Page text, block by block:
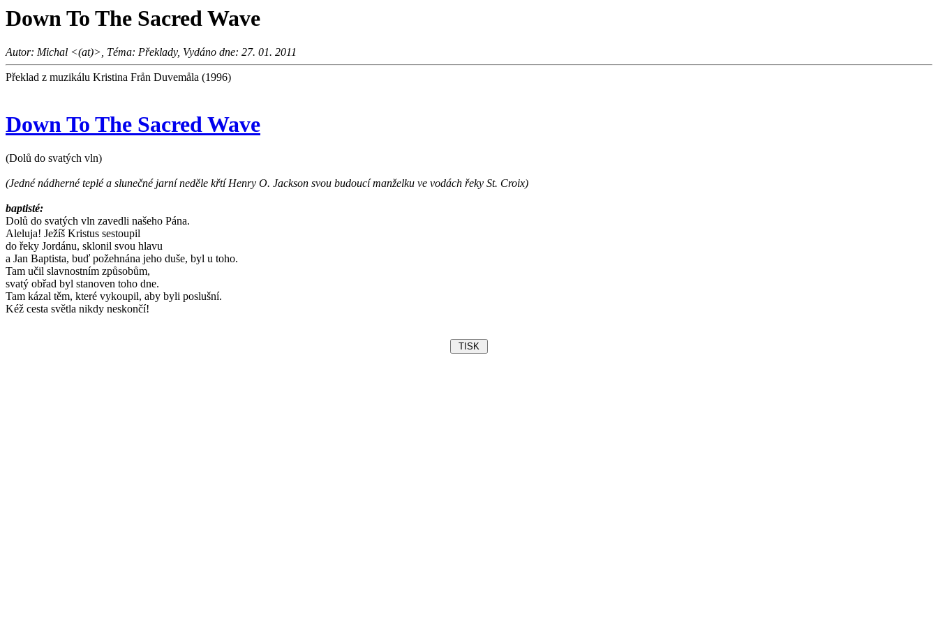
Down To The Sacred Wave
Autor: Michal <(at)>, Téma: Překlady, Vydáno dne: 27. 01. 2011
Překlad z muzikálu Kristina Från Duvemåla (1996)
Down To The Sacred Wave
(Dolů do svatých vln)
(Jedné nádherné teplé a slunečné jarní neděle křtí Henry O. Jackson svou budoucí manželku ve vodách řeky St. Croix)
baptisté:
Dolů do svatých vln zavedli našeho Pána.
Aleluja! Ježíš Kristus sestoupil
do řeky Jordánu, sklonil svou hlavu
a Jan Baptista, buď požehnána jeho duše, byl u toho.
Tam učil slavnostním způsobům,
svatý obřad byl stanoven toho dne.
Tam kázal těm, které vykoupil, aby byli poslušní.
Kéž cesta světla nikdy neskončí!